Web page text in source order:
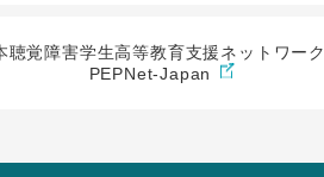
聴覚障害学生高等教育支援ネットワーク
PEPNet-Japan